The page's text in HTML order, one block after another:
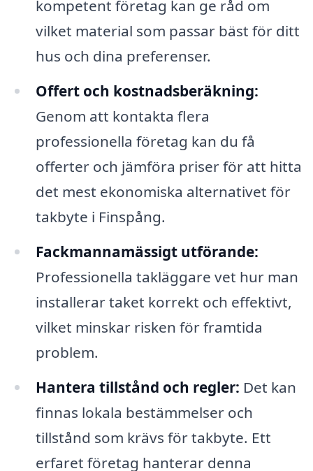
kompetent företag kan ge råd om
vilket material som passar bäst för ditt
hus och dina preferenser.
Offert och kostnadsberäkning:
Genom att kontakta flera
professionella företag kan du få
offerter och jämföra priser för att hitta
det mest ekonomiska alternativet för
takbyte i Finspång.
Fackmannamässigt utförande:
Professionella takläggare vet hur man
installerar taket korrekt och effektivt,
vilket minskar risken för framtida
problem.
Hantera tillstånd och regler: Det kan
finnas lokala bestämmelser och
tillstånd som krävs för takbyte. Ett
erfaret företag hanterar denna